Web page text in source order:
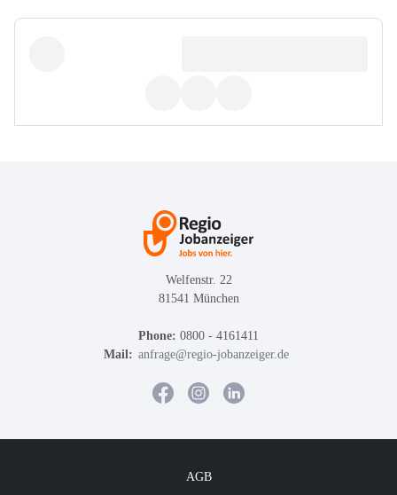
Welfenstr. 22
81541 München
Phone: 0800 - 4161411
Mail: anfrage@regio-jobanzeiger.de
AGB